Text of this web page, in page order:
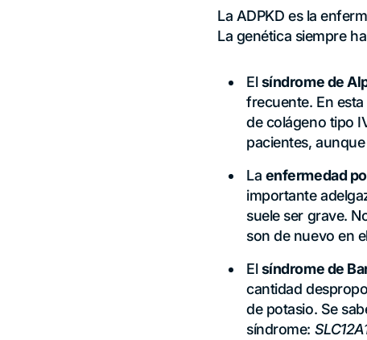
La ADPKD es la
La genética siempre
El síndrome de
frecuente. En
de colágeno tipo
pacientes,
La enfermedad
importante
suele ser grave.
son de nuevo en
El síndrome de
cantidad
de potasio. Se
síndrome: